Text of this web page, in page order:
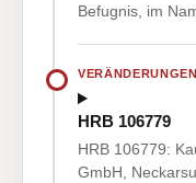
Befugnis, im
VERÄNDERUNGEN
HRB 106779
HRB 106779:
GmbH,